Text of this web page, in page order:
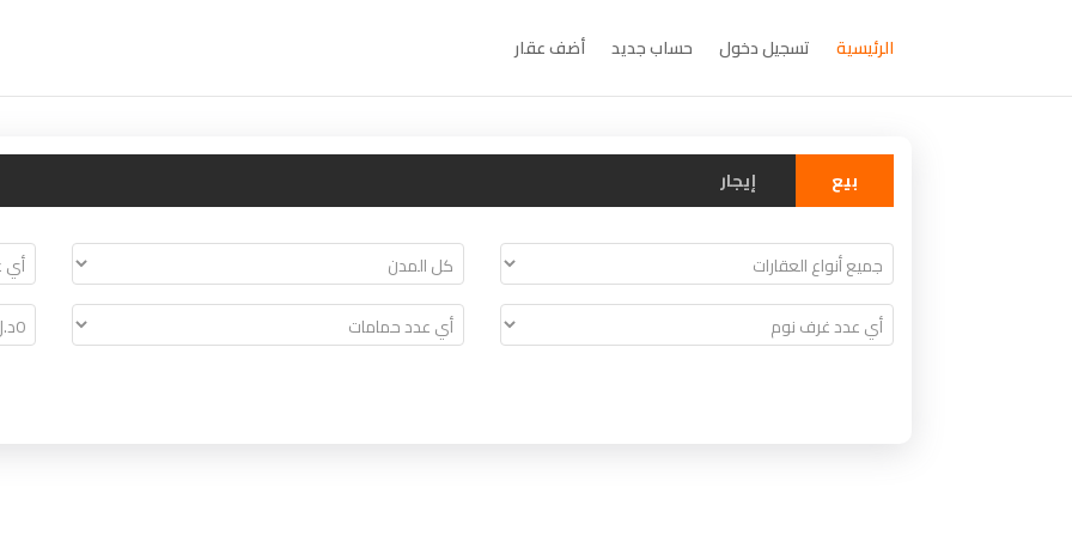
الرئيسية تسجيل دخول حساب جديد أضف عقار
عقارات ليبيا
LIBYAN HUB
بيع إيجار